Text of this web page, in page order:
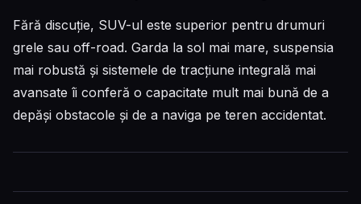
Fără discuție, SUV-ul este superior pentru drumuri
grele sau off-road. Garda la sol mai mare, suspensia
mai robustă și sistemele de tracțiune integrală mai
avansate îi conferă o capacitate mult mai bună de a
depăși obstacole și de a naviga pe teren accidentat.